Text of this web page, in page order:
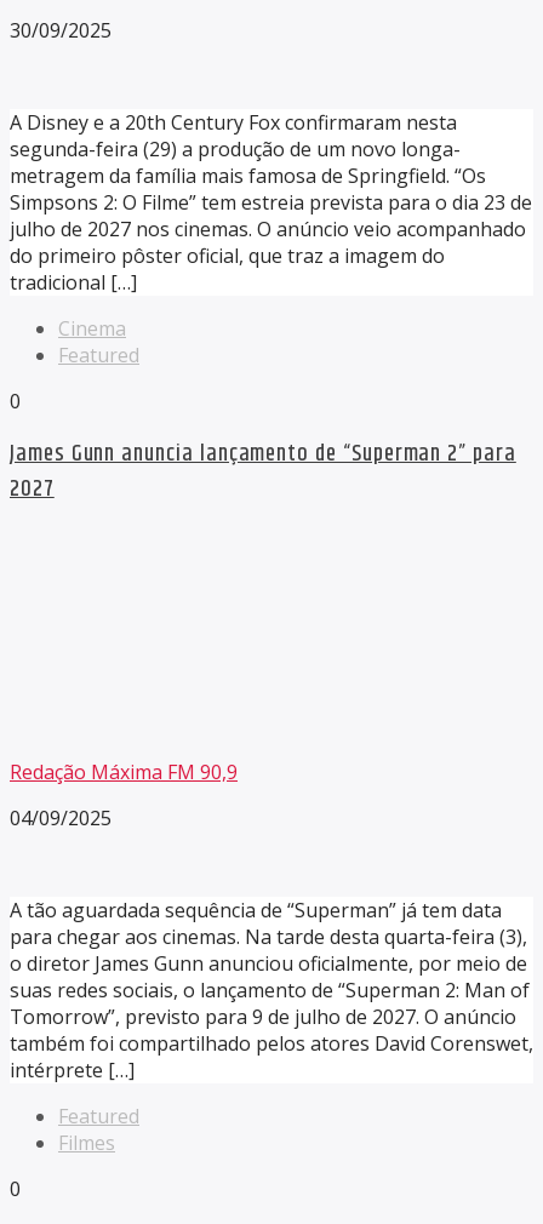
30/09/2025
A Disney e a 20th Century Fox confirmaram nesta
segunda-feira (29) a produção de um novo longa-
metragem da família mais famosa de Springfield. “Os
Simpsons 2: O Filme” tem estreia prevista para o dia 23 de
julho de 2027 nos cinemas. O anúncio veio acompanhado
do primeiro pôster oficial, que traz a imagem do
tradicional […]
Cinema
Featured
0
James Gunn anuncia lançamento de “Superman 2” para
2027
Redação Máxima FM 90,9
04/09/2025
A tão aguardada sequência de “Superman” já tem data
para chegar aos cinemas. Na tarde desta quarta-feira (3),
o diretor James Gunn anunciou oficialmente, por meio de
suas redes sociais, o lançamento de “Superman 2: Man of
Tomorrow”, previsto para 9 de julho de 2027. O anúncio
também foi compartilhado pelos atores David Corenswet,
intérprete […]
Featured
Filmes
0